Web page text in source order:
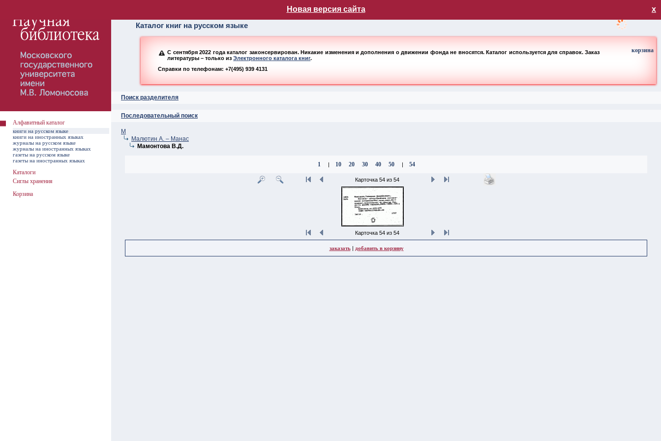
Новая версия сайта х
Каталог книг на русском языке
С сентября 2022 года каталог законсервирован. Никакие изменения и дополнения о движении фонда не вносятся. Каталог используется для справок. Заказ
литературы – только изЭлектронного каталога книг.
Справки по телефонам: +7(495) 939 4131
Поиск разделителя
Последовательный поиск
корзина
М
Малютин А. – Манас
Мамонтова В.Д.
1 | 10 20 30 40 50 | 54
Карточка 54 из 54
Карточка 54 из 54
заказать| добавить в корзину
Алфавитный каталог
книги на русском языке
книги на иностранных языках
журналы на русском языке
журналы на иностранных языках
газеты на русском языке
газеты на иностранных языках
Каталоги
Сиглы хранения
Корзина